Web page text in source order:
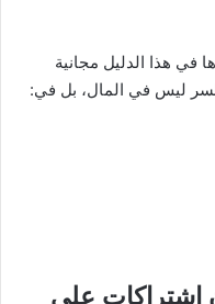
في هذا الدليل مجانية
ليس في المال، بل في:
اشتراكات على